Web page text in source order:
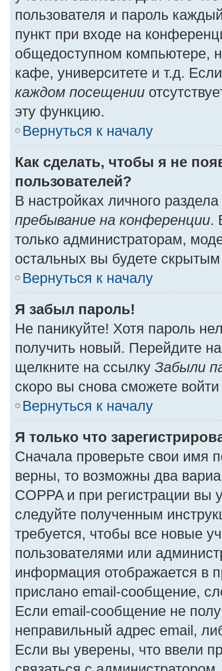
пользователя и пароль
пункт при входе на
общедоступном компьютере,
кафе, университете и т.д.
каждом посещении
эту функцию.
Вернуться к началу
Как сделать, чтобы я не
пользователей?
В настройках личного
пребывание на конференции.
только администраторам,
остальных вы будете
Вернуться к началу
Я забыл пароль!
Не паникуйте! Хотя пароль
получить новый. Перейдите
щелкните на ссылку Забыли
скоро вы снова сможете
Вернуться к началу
Я только что
Сначала проверьте свои имя
верны, то возможны два
COPPA и при регистрации вы
следуйте полученным
требуется, чтобы все новые
пользователями или
информация отображается в
прислано email-сообщение,
Если email-сообщение не
неправильный адрес email,
Если вы уверены, что ввели